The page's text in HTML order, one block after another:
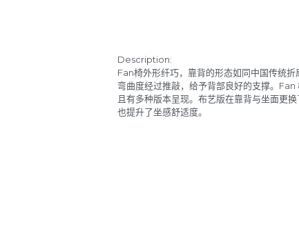
Description:
Fan椅外形纤巧，靠背的形态如同中国传统
弯曲度经过推敲，给予背部良好的支撑。Fan
且有多种版本呈现。布艺版在靠背与坐面更
也提升了坐感舒适度。